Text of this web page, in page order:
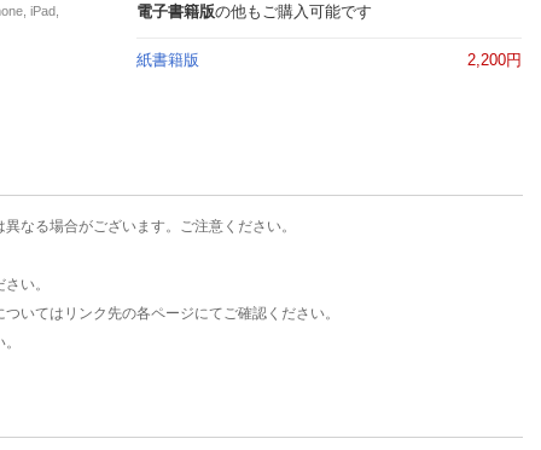
iPad,
電子書籍版の他もご購入可能です
紙書籍版 2,200円
なる場合がございます。ご注意ください。
い。
いてはリンク先の各ページにてご確認ください。